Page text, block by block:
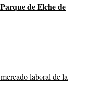
Parque de Elche de